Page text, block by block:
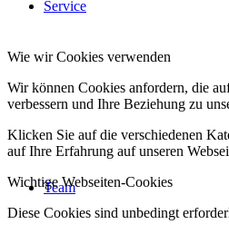
Service
Team
Wie wir Cookies verwenden
Wir können Cookies anfordern, die
verbessern und Ihre Beziehung zu
Klicken Sie auf die verschiedenen
auf Ihre Erfahrung auf unseren
Wichtige Webseiten-Cookies
Diese Cookies sind unbedingt